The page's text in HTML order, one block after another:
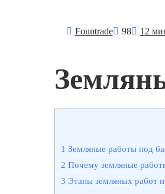
Fоuntrade 98 12
1 Земляные работы под
2 Почему земляные
3 Этапы земляных работ